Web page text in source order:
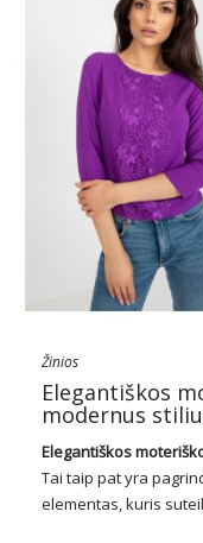
Žinios
Elegantiškos
modernus
Elegantiškos
Tai taip pat yra
elementas, kuris